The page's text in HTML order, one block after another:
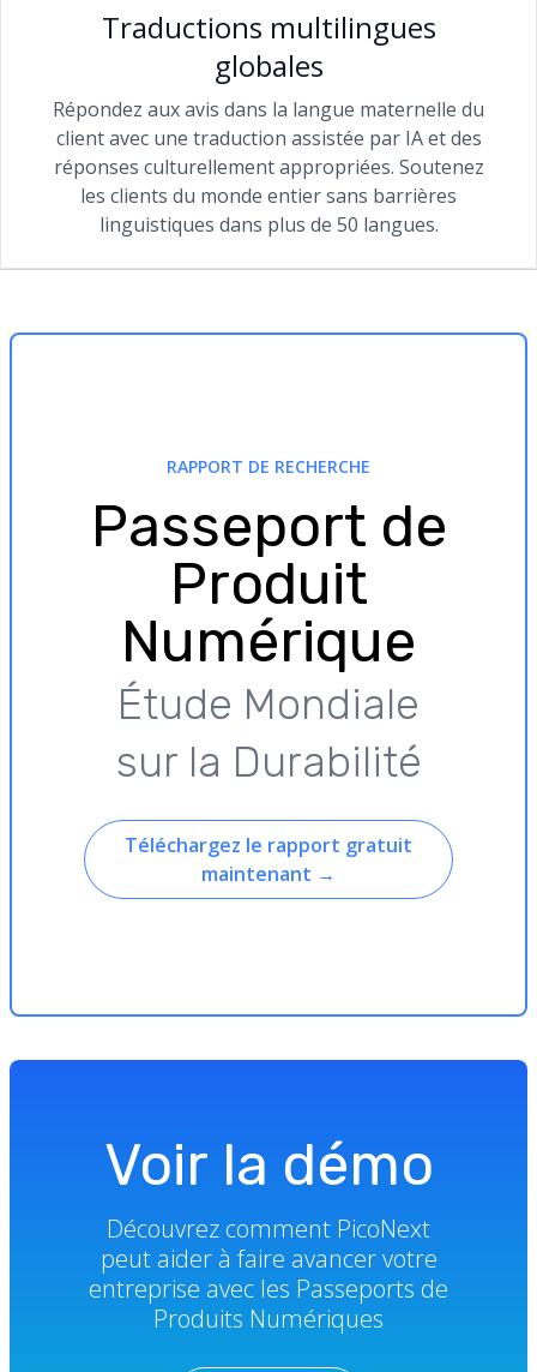
Traductions multilingues
globales
Répondez aux avis dans la langue maternelle du
client avec une traduction assistée par IA et des
réponses culturellement appropriées. Soutenez
les clients du monde entier sans barrières
linguistiques dans plus de 50 langues.
RAPPORT DE RECHERCHE
Passeport de
Produit
Numérique
Étude Mondiale
sur la Durabilité
Téléchargez le rapport gratuit
maintenant →
Voir la démo
Découvrez comment PicoNext
peut aider à faire avancer votre
entreprise avec les Passeports de
Produits Numériques